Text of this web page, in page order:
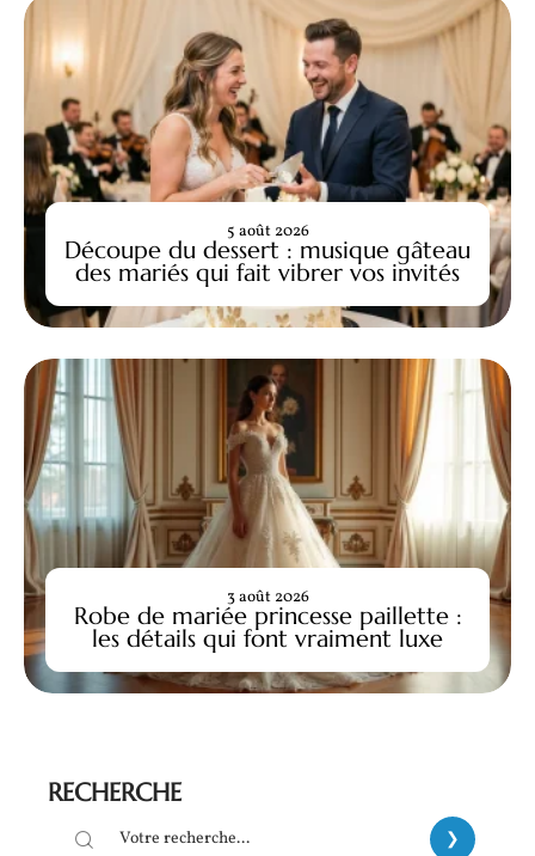
Découpe du dessert : musique gâteau
des mariés qui fait vibrer vos invités
5 août 2026
Robe de mariée princesse paillette :
les détails qui font vraiment luxe
3 août 2026
RECHERCHE